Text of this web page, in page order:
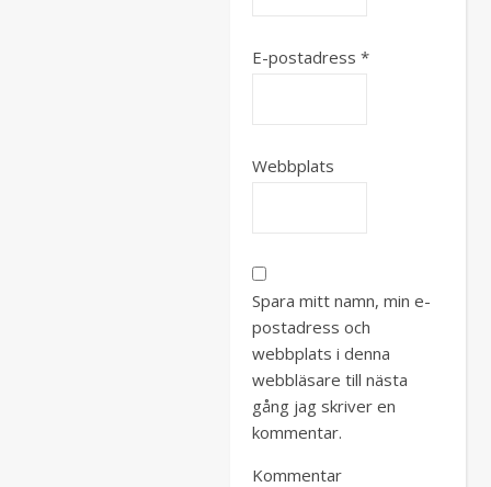
E-postadress *
Webbplats
Spara mitt namn, min e-
postadress och
webbplats i denna
webbläsare till nästa
gång jag skriver en
kommentar.
Kommentar